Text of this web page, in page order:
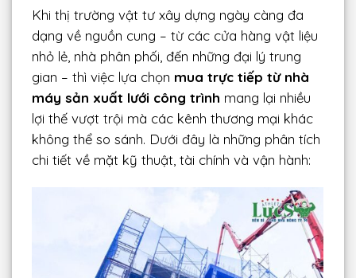
Khi thị trường vật tư xây dựng ngày càng đa
dạng về nguồn cung – từ các cửa hàng vật liệu
nhỏ lẻ, nhà phân phối, đến những đại lý trung
gian – thì việc lựa chọn mua trực tiếp từ nhà
máy sản xuất lưới công trình mang lại nhiều
lợi thế vượt trội mà các kênh thương mại khác
không thể so sánh. Dưới đây là những phân tích
chi tiết về mặt kỹ thuật, tài chính và vận hành: